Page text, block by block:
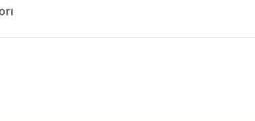
kod gasovoda